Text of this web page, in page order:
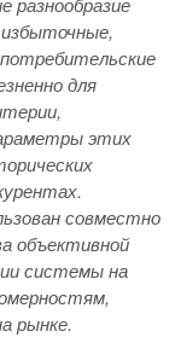
для
этих
совместно
объективной
системы на
рынке.